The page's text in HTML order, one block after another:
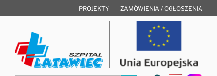
do
PROJEKTY ZAMÓWIENIA / OGŁOSZENIA